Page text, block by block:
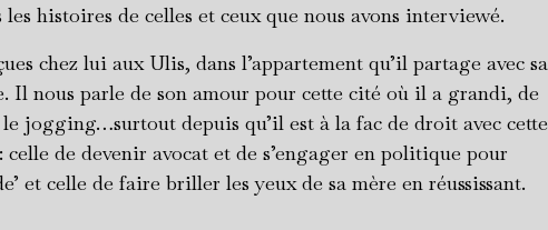
histoires de celles et ceux que nous avons interviewé.
chez lui aux Ulis, dans l’appartement qu’il partage avec sa
Il nous parle de son amour pour cette cité où il a grandi, de
jogging…surtout depuis qu’il est à la fac de droit avec cette
de devenir avocat et de s’engager en politique pour
et celle de faire briller les yeux de sa mère en réussissant.